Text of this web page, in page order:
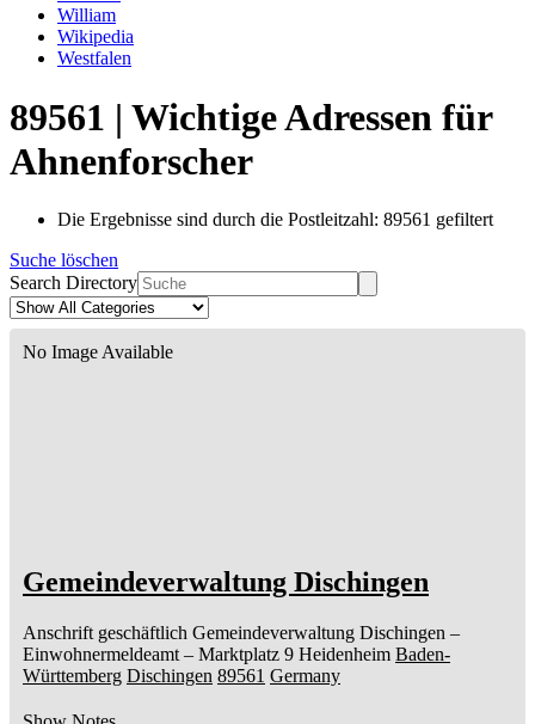
William
Wikipedia
Westfalen
89561 | Wichtige Adressen für
Ahnenforscher
Die Ergebnisse sind durch die Postleitzahl: 89561 gefiltert
Suche löschen
Search Directory
No Image Available
Gemeindeverwaltung Dischingen
Anschrift geschäftlich Gemeindeverwaltung Dischingen –
Einwohnermeldeamt – Marktplatz 9 Heidenheim Baden-
Württemberg Dischingen 89561 Germany